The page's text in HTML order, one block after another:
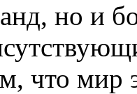
но и
что мир